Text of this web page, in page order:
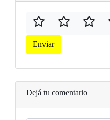
Enviar
Dejá tu comentario